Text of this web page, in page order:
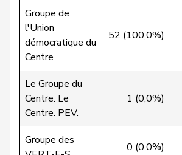
de Courten
de la
Reussille
de
Montmollin
PLR
Groupe de
l'Union
démocratique du
Centre
52 (100,0%)
Le Groupe du
Centre. Le
Centre. PEV.
1 (0,0%)
Groupe des
0 (0,0%)